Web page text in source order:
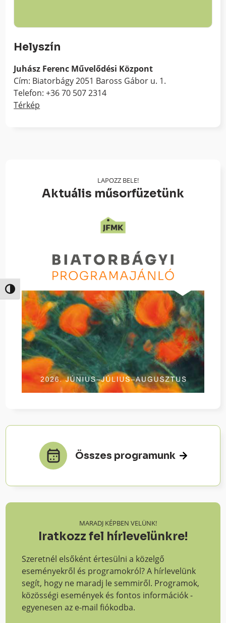
Nagy kontraszt váltása
Helyszín
Juhász Ferenc Művelődési Központ
Cím: Biatorbágy 2051 Baross Gábor u. 1.
Telefon: +36 70 507 2314
Térkép
LAPOZZ BELE!
Aktuális műsorfüzetünk
Összes programunk
MARADJ KÉPBEN VELÜNK!
Iratkozz fel hírlevelünkre!
Szeretnél elsőként értesülni a közelgő
eseményekről és programokról? A hírlevelünk
segít, hogy ne maradj le semmiről. Programok,
közösségi események és fontos információk -
egyenesen az e-mail fiókodba.